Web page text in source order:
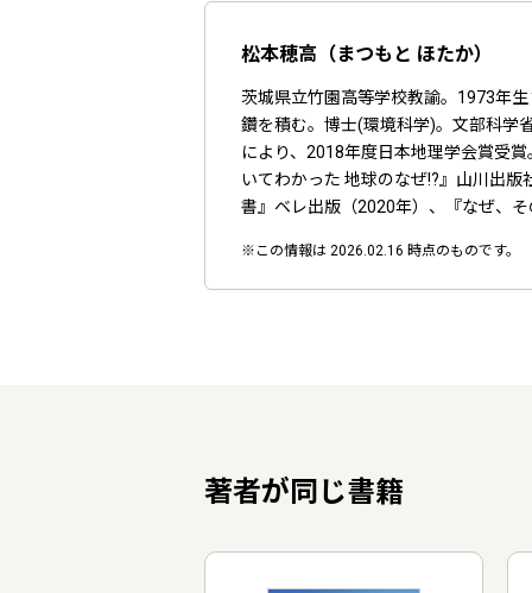
松本穂高（まつもと ほたか）
茨城県立竹園高等学校教諭。1973年
鑽を積む。博士(環境科学)。文部科学
により、2018年度日本地理学会賞受
いてわかった 地球のなぜ!?』山川出
書』ベレ出版（2020年）、『なぜ、
※この情報は 2026.02.16 時点のものです。
著者が同じ書籍